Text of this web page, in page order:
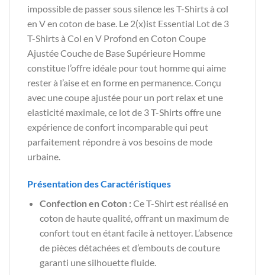
impossible de passer sous silence les T-Shirts à col
en V en coton de base. Le 2(x)ist Essential Lot de 3
T-Shirts à Col en V Profond en Coton Coupe
Ajustée Couche de Base Supérieure Homme
constitue l’offre idéale pour tout homme qui aime
rester à l’aise et en forme en permanence. Conçu
avec une coupe ajustée pour un port relax et une
elasticité maximale, ce lot de 3 T-Shirts offre une
expérience de confort incomparable qui peut
parfaitement répondre à vos besoins de mode
urbaine.
Présentation des Caractéristiques
Confection en Coton :Ce T-Shirt est réalisé en
coton de haute qualité, offrant un maximum de
confort tout en étant facile à nettoyer. L’absence
de pièces détachées et d’embouts de couture
garanti une silhouette fluide.